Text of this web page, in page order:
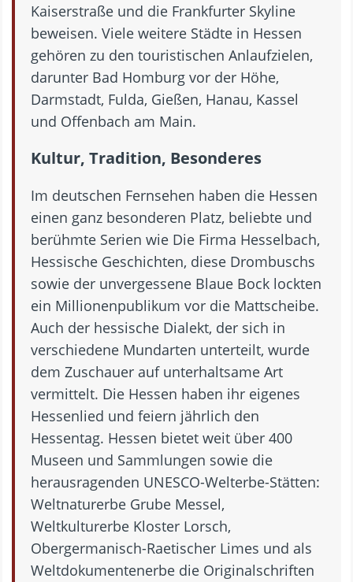
Kaiserstraße und die Frankfurter Skyline
beweisen. Viele weitere Städte in Hessen
gehören zu den touristischen Anlaufzielen,
darunter Bad Homburg vor der Höhe,
Darmstadt, Fulda, Gießen, Hanau, Kassel
und Offenbach am Main.
Kultur, Tradition, Besonderes
Im deutschen Fernsehen haben die Hessen
einen ganz besonderen Platz, beliebte und
berühmte Serien wie Die Firma Hesselbach,
Hessische Geschichten, diese Drombuschs
sowie der unvergessene Blaue Bock lockten
ein Millionenpublikum vor die Mattscheibe.
Auch der hessische Dialekt, der sich in
verschiedene Mundarten unterteilt, wurde
dem Zuschauer auf unterhaltsame Art
vermittelt. Die Hessen haben ihr eigenes
Hessenlied und feiern jährlich den
Hessentag. Hessen bietet weit über 400
Museen und Sammlungen sowie die
herausragenden UNESCO-Welterbe-Stätten:
Weltnaturerbe Grube Messel,
Weltkulturerbe Kloster Lorsch,
Obergermanisch-Raetischer Limes und als
Weltdokumentenerbe die Originalschriften